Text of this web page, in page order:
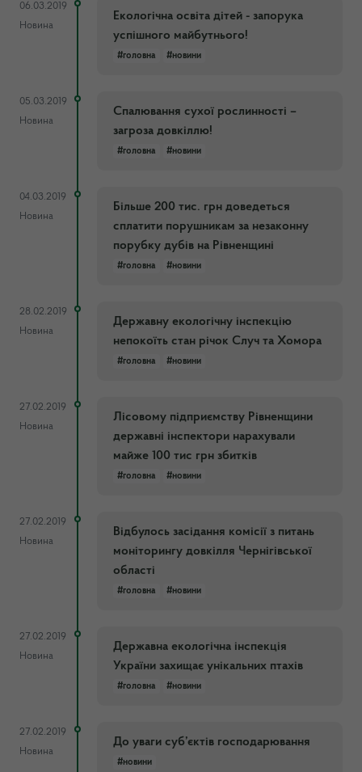
06.03.2019
Новина
Екологічна освіта дітей - запорука
успішного майбутнього!
#головна #новини
05.03.2019
Новина
Спалювання сухої рослинності –
загроза довкіллю!
#головна #новини
04.03.2019
Новина
Більше 200 тис. грн доведеться
сплатити порушникам за незаконну
порубку дубів на Рівненщині
#головна #новини
28.02.2019
Новина
Державну екологічну інспекцію
непокоїть стан річок Случ та Хомора
#головна #новини
27.02.2019
Новина
Лісовому підприємству Рівненщини
державні інспектори нарахували
майже 100 тис грн збитків
#головна #новини
27.02.2019
Новина
Відбулось засідання комісії з питань
моніторингу довкілля Чернігівської
області
#головна #новини
27.02.2019
Новина
Державна екологічна інспекція
України захищає унікальних птахів
#головна #новини
27.02.2019
Новина
До уваги суб’єктів господарювання
#новини